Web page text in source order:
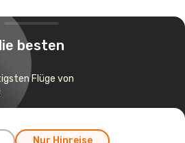
besten
Flüge von
Nur Hinreise